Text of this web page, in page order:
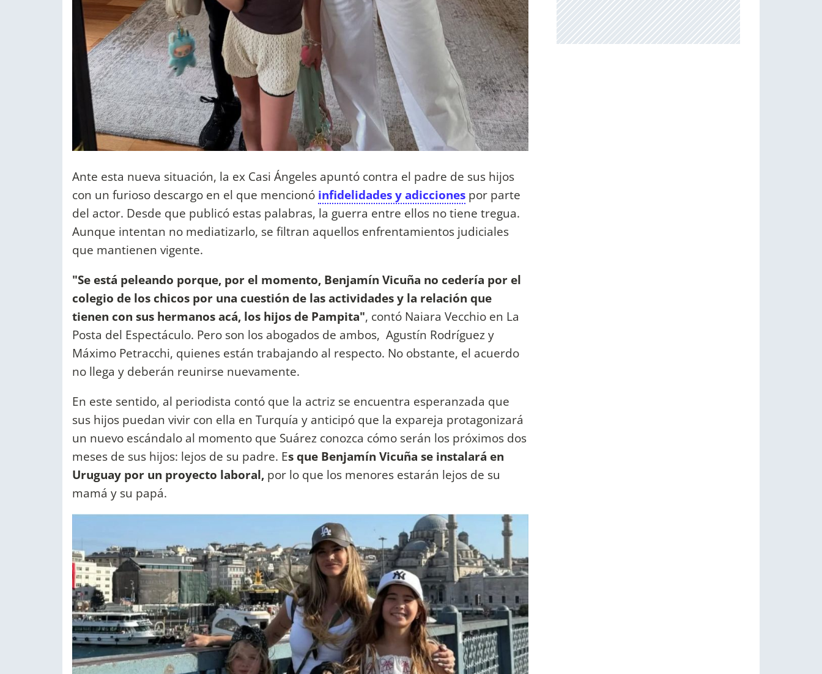
Ante esta nueva situación, la ex Casi Ángeles apuntó contra el padre de sus hijos
con un furioso descargo en el que mencionó infidelidades y adicciones por parte
del actor. Desde que publicó estas palabras, la guerra entre ellos no tiene tregua.
Aunque intentan no mediatizarlo, se filtran aquellos enfrentamientos judiciales
que mantienen vigente.
"Se está peleando porque, por el momento, Benjamín Vicuña no cedería por el
colegio de los chicos por una cuestión de las actividades y la relación que
tienen con sus hermanos acá, los hijos de Pampita", contó Naiara Vecchio en La
Posta del Espectáculo. Pero son los abogados de ambos, Agustín Rodríguez y
Máximo Petracchi, quienes están trabajando al respecto. No obstante, el acuerdo
no llega y deberán reunirse nuevamente.
En este sentido, al periodista contó que la actriz se encuentra esperanzada que
sus hijos puedan vivir con ella en Turquía y anticipó que la expareja protagonizará
un nuevo escándalo al momento que Suárez conozca cómo serán los próximos dos
meses de sus hijos: lejos de su padre. Es que Benjamín Vicuña se instalará en
Uruguay por un proyecto laboral, por lo que los menores estarán lejos de su
mamá y su papá.